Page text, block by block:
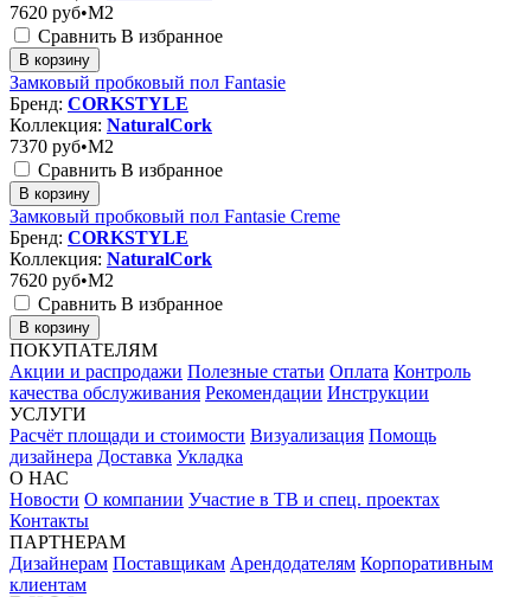
7620 руб•M2
Сравнить В избранное
В корзину
Замковый пробковый пол Fantasie
Бренд: CORKSTYLE
Коллекция: NaturalCork
7370 руб•M2
Сравнить В избранное
В корзину
Замковый пробковый пол Fantasie Creme
Бренд: CORKSTYLE
Коллекция: NaturalCork
7620 руб•M2
Сравнить В избранное
В корзину
ПОКУПАТЕЛЯМ
Акции и распродажи Полезные статьи Оплата Контроль
качества обслуживания Рекомендации Инструкции
УСЛУГИ
Расчёт площади и стоимости Визуализация Помощь
дизайнера Доставка Укладка
О НАС
Новости О компании Участие в ТВ и спец. проектах
Контакты
ПАРТНЕРАМ
Дизайнерам Поставщикам Арендодателям Корпоративным
клиентам